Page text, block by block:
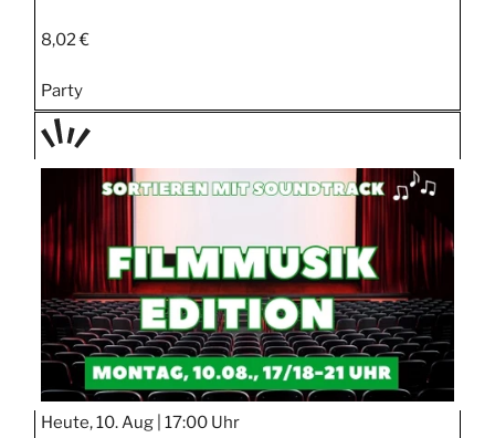
8,02 €
Party
TAGE
Heute, 10. Aug | 17:00 Uhr